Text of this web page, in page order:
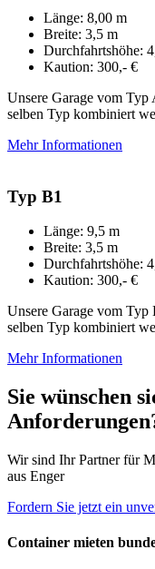
Länge: 8,00 m
Breite: 3,5 m
Durchfahrtshöhe:
Kaution: 300,- €
Unsere Garage vom Typ
selben Typ kombiniert
Mehr Informationen
Typ B1
Länge: 9,5 m
Breite: 3,5 m
Durchfahrtshöhe:
Kaution: 300,- €
Unsere Garage vom
selben Typ kombiniert
Mehr Informationen
Sie wünschen
Wir sind Ihr Partner für
aus Enger
Fordern Sie jetzt ein
Container mieten